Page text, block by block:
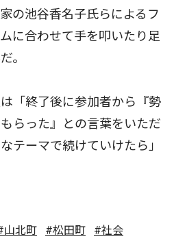
の池谷香名子氏らによるフ
に合わせて手を叩いたり足
。
「終了後に参加者から『勢
らった』との言葉をいただ
テーマで続けていけたら」
山北町 #松田町
#社会